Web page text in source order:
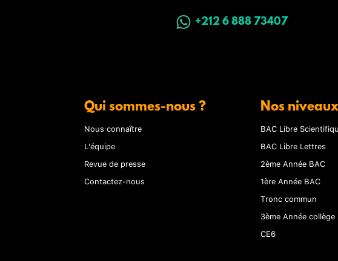
+212 6 888 73407
Qui sommes-nous ?
Nous connaître
L'équipe
Revue de presse
Contactez-nous
Nos niveaux
BAC Libre
BAC Libre Lettres
2ème Année BAC
1ère Année BAC
Tronc commun
3ème Année collège
CE6